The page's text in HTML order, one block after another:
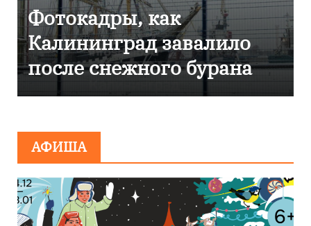
Фоторепортаж как в
Калининграде
эвакуировали ТЦ из-за
сообщения о
АФИША